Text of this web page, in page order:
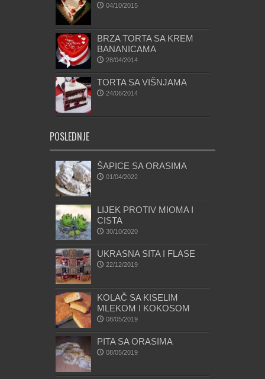
04/10/2015
BRZA TORTA SA KREM
BANANICAMA
28/04/2014
TORTA SA VIŠNJAMA
24/06/2014
POSLEDNJE
ŠAPICE SA ORASIMA
01/04/2022
LIJEK PROTIV MIOMA I
CISTA
30/10/2020
UKRASNA SITA I FLASE
22/12/2019
KOLAČ SA KISELIM
MLEKOM I KOKOSOM
08/05/2019
PITA SA ORASIMA
08/05/2019